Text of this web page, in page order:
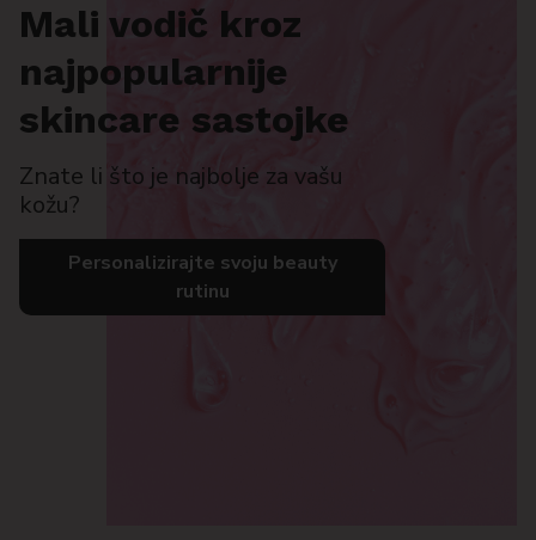
Mali vodič kroz
najpopularnije
skincare sastojke
Znate li što je najbolje za vašu
kožu?
Personalizirajte svoju beauty
rutinu